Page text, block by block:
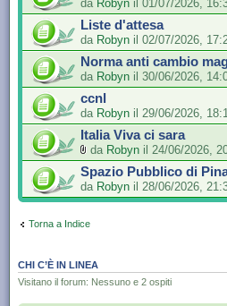
da Robyn il 01/07/2026,
Liste d'attesa
da Robyn il 02/07/2026,
Norma anti cambio
da Robyn il 30/06/2026,
ccnl
da Robyn il 29/06/2026,
Italia Viva ci sara
da Robyn il 24/06/2026,
Spazio Pubblico di
da Robyn il 28/06/2026,
Torna a Indice
CHI C’È IN LINEA
Visitano il forum: Nessuno e 2 ospiti